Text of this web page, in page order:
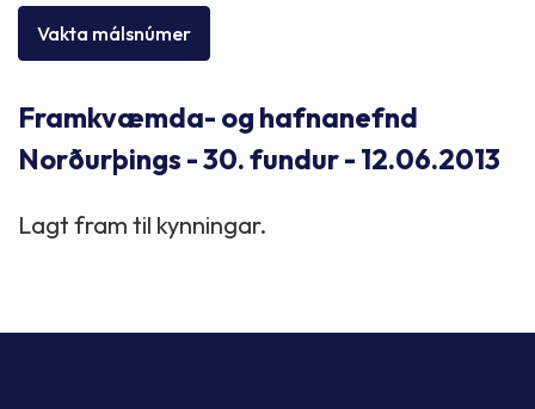
Vakta málsnúmer
Framkvæmda- og hafnanefnd
Norðurþings - 30. fundur - 12.06.2013
Lagt fram til kynningar.